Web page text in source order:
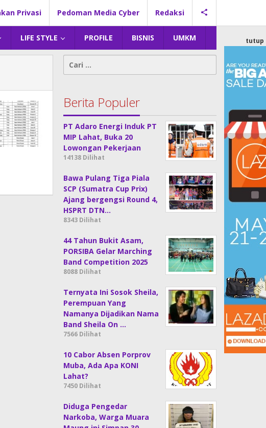
Privasi Pedoman Media Cyber Redaksi
LIFE STYLE PROFILE BISNIS UMKM tutup
Cari
untuk:
Berita Populer
PT Adaro Energi Induk PT
MIP Lahat, Buka 20
Lowongan Pekerjaan
14138 Dilihat
Bawa Pulang Tiga Piala
SCP (Sumatra Cup Prix)
Ajang bergengsi Round 4,
HSPRT DTN…
8343 Dilihat
44 Tahun Bukit Asam,
PORSIBA Gelar Marching
Band Competition 2025
8088 Dilihat
Ternyata Ini Sosok Sheila,
Perempuan Yang
Namanya Dijadikan Nama
Band Sheila On …
7566 Dilihat
10 Cabor Absen Porprov
Muba, Ada Apa KONI
Lahat?
7450 Dilihat
Diduga Pengedar
Narkoba, Warga Muara